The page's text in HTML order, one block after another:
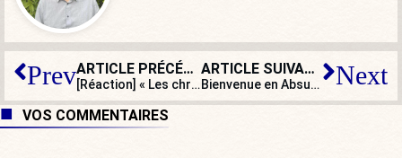
Prev ARTICLE PRÉCÉDENT
[Réaction] « Les chrétiens étaient à Gaza avant l’arrivée de l’islam »
ARTICLE SUIVANT
Bienvenue en Absurdie : un Niçois squatte son propre appartement Next
VOS COMMENTAIRES